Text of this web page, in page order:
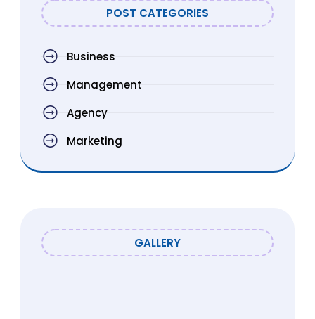
POST CATEGORIES
Business
Management
Agency
Marketing
GALLERY